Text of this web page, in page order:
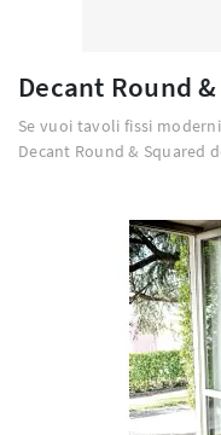
Decant Round
Se vuoi tavoli fissi
Decant Round & Squared